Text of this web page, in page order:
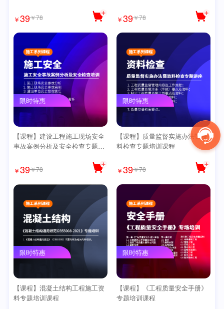
￥39￥78 ￥39￥78
限时特惠
【课程】建设工程施工现场安全
事故案例分析及安全检查专题培
￥39￥78
限时特惠
【课程】质量监督实施办法暨资
料检查专题培训课程
￥39￥78
限时特惠
【课程】混凝土结构工程施工资
料专题培训课程
限时特惠
【课程】《工程质量安全手册》
专题培训课程